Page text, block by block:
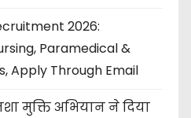
2026:
Paramedical &
Apply Through Email
मुक्ति अभियान ने दिया